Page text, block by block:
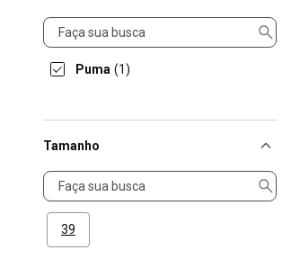
Marca
Puma (1)
Tamanho
Tamanho
39